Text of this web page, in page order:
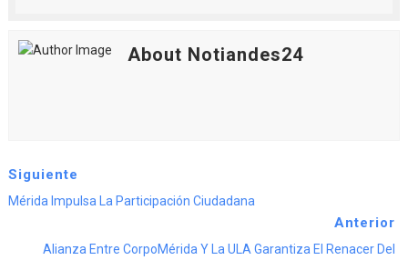
About Notiandes24
Siguiente
Mérida Impulsa La Participación Ciudadana
Anterior
Alianza Entre CorpoMérida Y La ULA Garantiza El Renacer Del